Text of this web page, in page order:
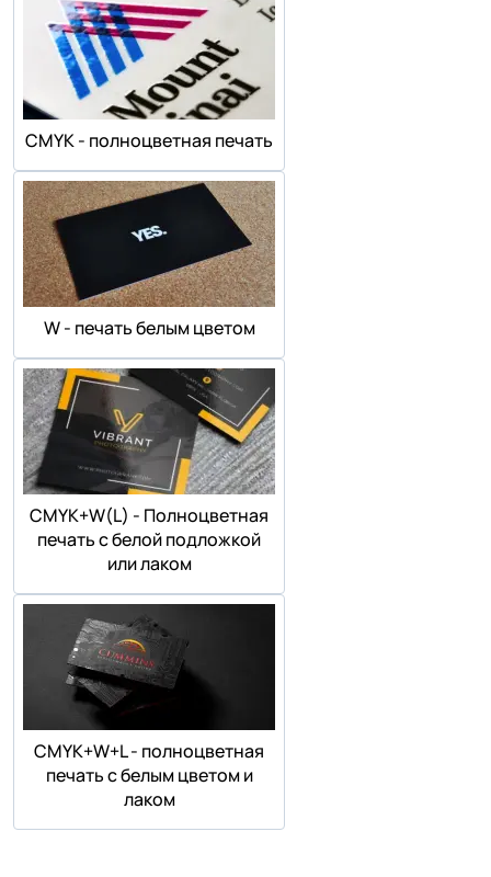
СMYK - полноцветная печать
W - печать белым цветом
СMYK+W(L) - Полноцветная
печать с белой подложкой
или лаком
СMYK+W+L - полноцветная
печать с белым цветом и
лаком